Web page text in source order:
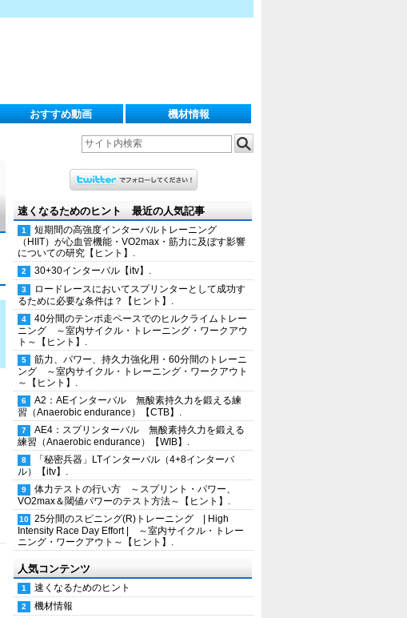
おすすめ動画 機材情報
速くなるためのヒント 最近の人気記事
短期間の高強度インターバルトレーニング
（HIIT）が心血管機能・VO2max・筋力に及ぼす影響
についての研究【ヒント】.
30+30インターバル【itv】.
ロードレースにおいてスプリンターとして成功す
るために必要な条件は？【ヒント】.
40分間のテンポ走ペースでのヒルクライムトレー
ニング ～室内サイクル・トレーニング・ワークアウ
ト～【ヒント】.
筋力、パワー、持久力強化用・60分間のトレーニ
ング ～室内サイクル・トレーニング・ワークアウト
～【ヒント】.
A2：AEインターバル 無酸素持久力を鍛える練
習（Anaerobic endurance）【CTB】.
AE4：スプリンターバル 無酸素持久力を鍛える
練習（Anaerobic endurance）【WIB】.
「秘密兵器」LTインターバル（4+8インターバ
ル）【itv】.
体力テストの行い方 ～スプリント・パワー、
VO2max＆閾値パワーのテスト方法～【ヒント】.
25分間のスピニング(R)トレーニング | High
Intensity Race Day Effort | ～室内サイクル・トレー
ニング・ワークアウト～【ヒント】.
人気コンテンツ
速くなるためのヒント
機材情報